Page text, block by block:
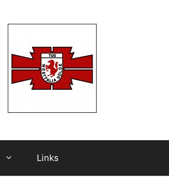
Links